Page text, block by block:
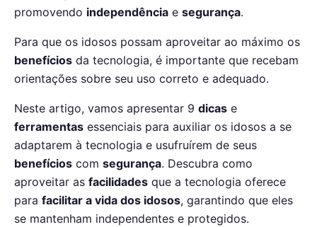
promovendo independência e segurança.
Para que os idosos possam aproveitar ao máximo os
benefícios da tecnologia, é importante que recebam
orientações sobre seu uso correto e adequado.
Neste artigo, vamos apresentar 9 dicas e
ferramentas essenciais para auxiliar os idosos a se
adaptarem à tecnologia e usufruírem de seus
benefícios com segurança. Descubra como
aproveitar as facilidades que a tecnologia oferece
para facilitar a vida dos idosos, garantindo que eles
se mantenham independentes e protegidos.